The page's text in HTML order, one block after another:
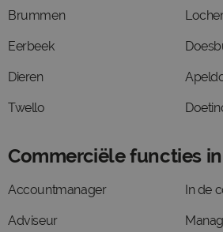
Brummen
Eerbeek
Dieren
Twello
Commerciële functies
Accountmanager
Adviseur
In de